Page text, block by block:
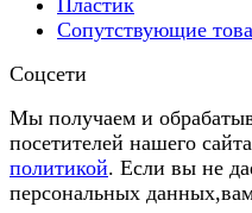
Сопутствующие
Соцсети
Мы получаем и
посетителей нашего
политикой. Если вы не
персональных